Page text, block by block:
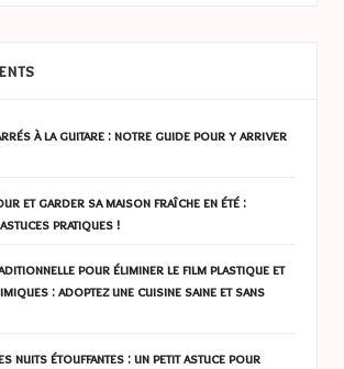
à la guitare : notre guide pour y arriver
et garder sa maison fraîche en été :
pratiques !
pour éliminer le film plastique et
: adoptez une cuisine saine et sans
nuits étouffantes : un petit astuce pour